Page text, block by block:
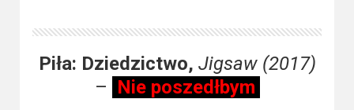
Piła: Dziedzictwo, Jigsaw (2017)
– Nie poszedłbym